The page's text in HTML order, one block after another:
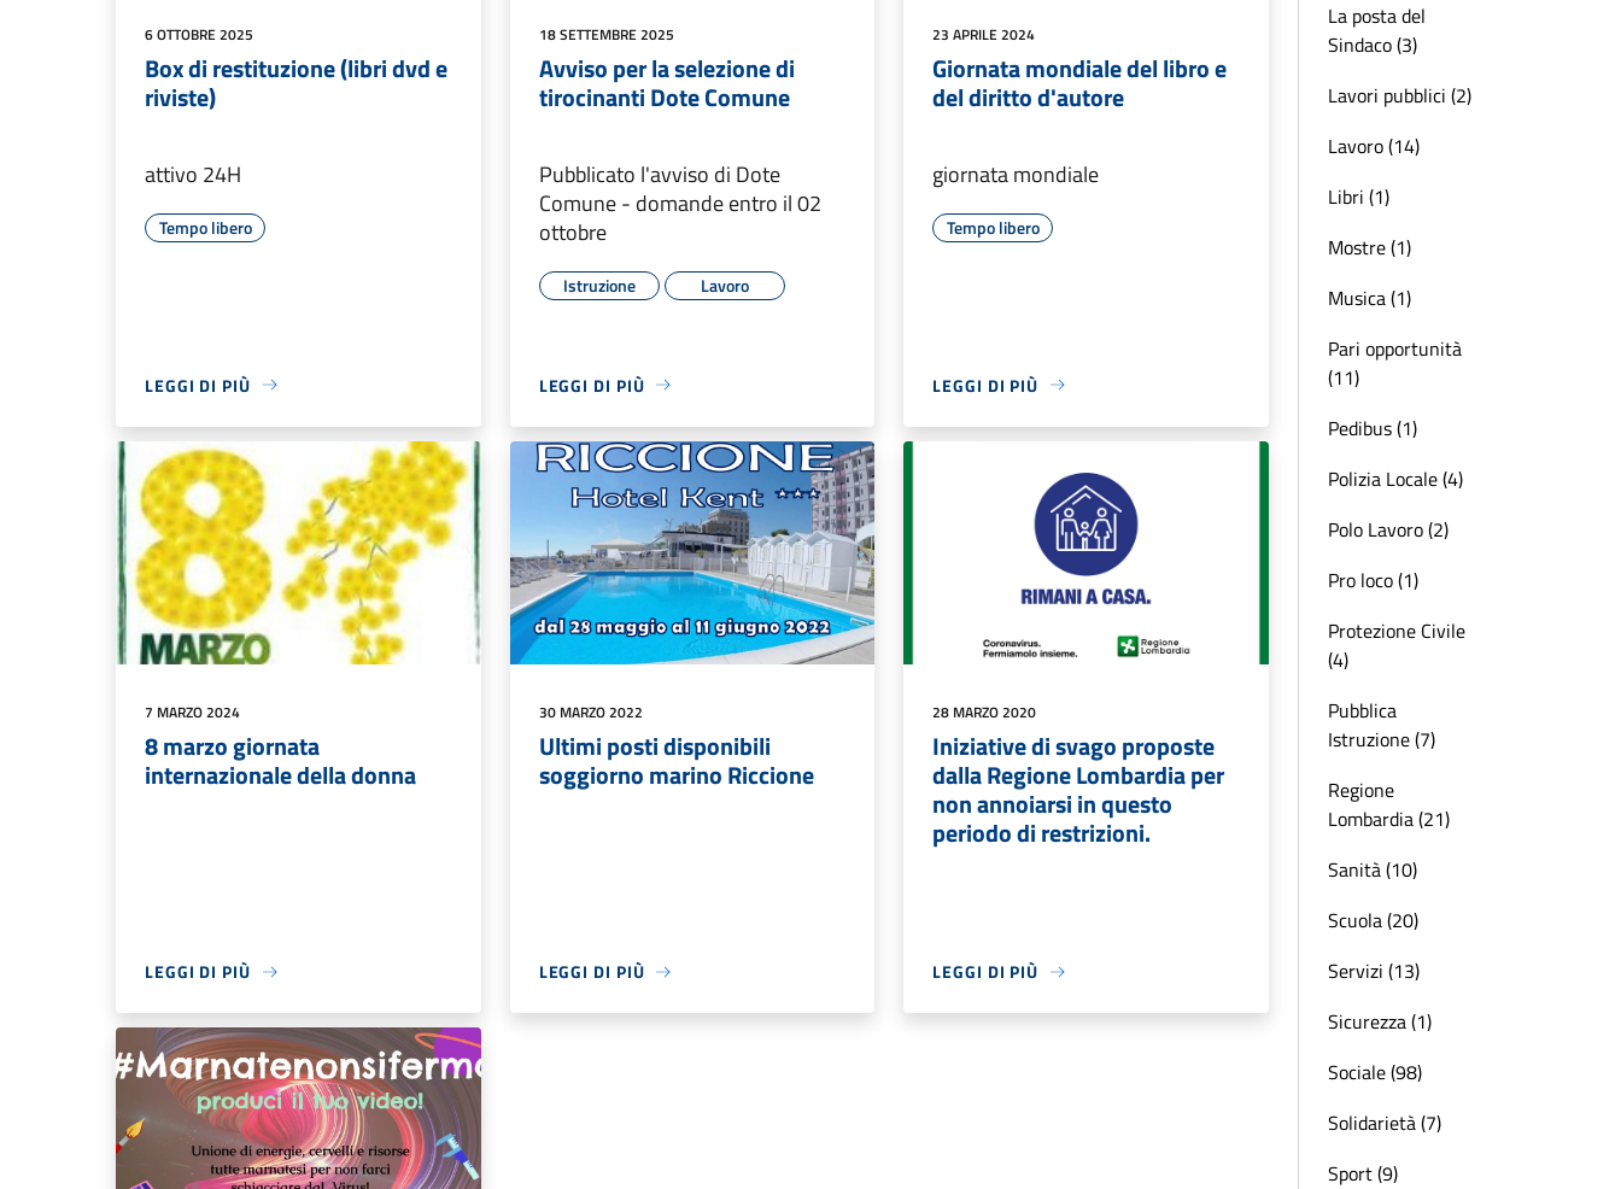
6 OTTOBRE 2025
Box di restituzione (libri dvd e
riviste)
attivo 24H
Tempo libero
LEGGI DI PIÙ
18 SETTEMBRE 2025
Avviso per la selezione di
tirocinanti Dote Comune
Pubblicato l'avviso di Dote
Comune - domande entro il 02
ottobre
Istruzione Lavoro
LEGGI DI PIÙ
23 APRILE 2024
Giornata mondiale del libro e
del diritto d'autore
giornata mondiale
Tempo libero
LEGGI DI PIÙ
7 MARZO 2024
8 marzo giornata
internazionale della donna
LEGGI DI PIÙ
30 MARZO 2022
Ultimi posti disponibili
soggiorno marino Riccione
LEGGI DI PIÙ
28 MARZO 2020
Iniziative di svago proposte
dalla Regione Lombardia per
non annoiarsi in questo
periodo di restrizioni.
LEGGI DI PIÙ
La posta del
Sindaco (3)
Lavori pubblici (2)
Lavoro (14)
Libri (1)
Mostre (1)
Musica (1)
Pari opportunità
(11)
Pedibus (1)
Polizia Locale (4)
Polo Lavoro (2)
Pro loco (1)
Protezione Civile
(4)
Pubblica
Istruzione (7)
Regione
Lombardia (21)
Sanità (10)
Scuola (20)
Servizi (13)
Sicurezza (1)
Sociale (98)
Solidarietà (7)
Sport (9)